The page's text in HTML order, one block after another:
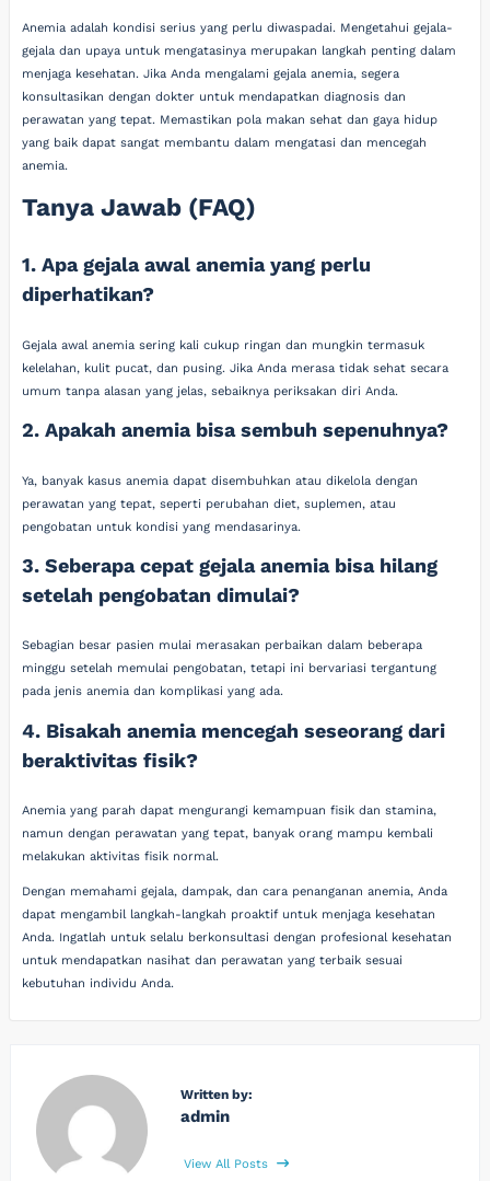
Anemia adalah kondisi serius yang perlu diwaspadai. Mengetahui gejala-
gejala dan upaya untuk mengatasinya merupakan langkah penting dalam
menjaga kesehatan. Jika Anda mengalami gejala anemia, segera
konsultasikan dengan dokter untuk mendapatkan diagnosis dan
perawatan yang tepat. Memastikan pola makan sehat dan gaya hidup
yang baik dapat sangat membantu dalam mengatasi dan mencegah
anemia.
Tanya Jawab (FAQ)
1. Apa gejala awal anemia yang perlu
diperhatikan?
Gejala awal anemia sering kali cukup ringan dan mungkin termasuk
kelelahan, kulit pucat, dan pusing. Jika Anda merasa tidak sehat secara
umum tanpa alasan yang jelas, sebaiknya periksakan diri Anda.
2. Apakah anemia bisa sembuh sepenuhnya?
Ya, banyak kasus anemia dapat disembuhkan atau dikelola dengan
perawatan yang tepat, seperti perubahan diet, suplemen, atau
pengobatan untuk kondisi yang mendasarinya.
3. Seberapa cepat gejala anemia bisa hilang
setelah pengobatan dimulai?
Sebagian besar pasien mulai merasakan perbaikan dalam beberapa
minggu setelah memulai pengobatan, tetapi ini bervariasi tergantung
pada jenis anemia dan komplikasi yang ada.
4. Bisakah anemia mencegah seseorang dari
beraktivitas fisik?
Anemia yang parah dapat mengurangi kemampuan fisik dan stamina,
namun dengan perawatan yang tepat, banyak orang mampu kembali
melakukan aktivitas fisik normal.
Dengan memahami gejala, dampak, dan cara penanganan anemia, Anda
dapat mengambil langkah-langkah proaktif untuk menjaga kesehatan
Anda. Ingatlah untuk selalu berkonsultasi dengan profesional kesehatan
untuk mendapatkan nasihat dan perawatan yang terbaik sesuai
kebutuhan individu Anda.
Written by:
admin
View All Posts